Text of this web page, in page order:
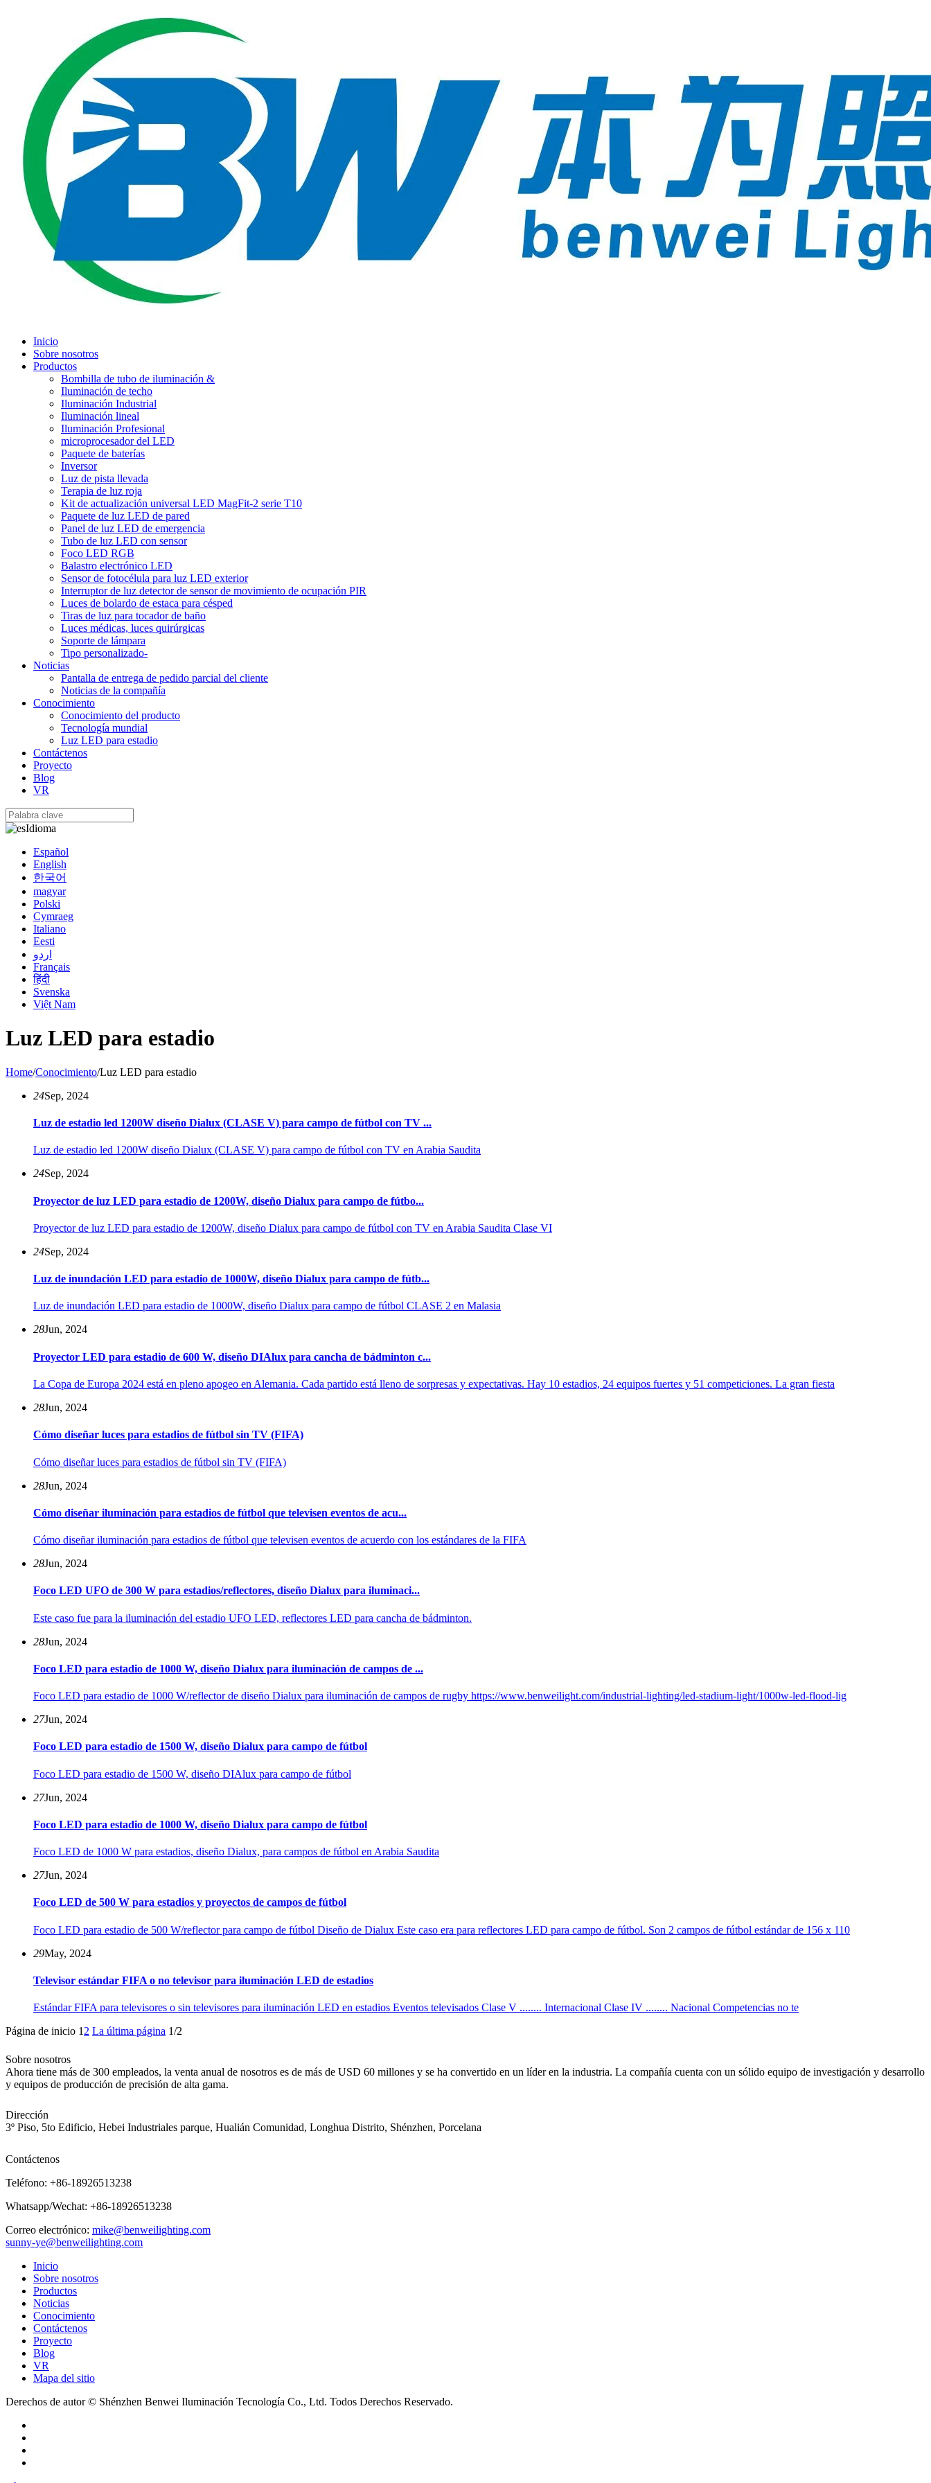
Inicio
Sobre nosotros
Productos
Bombilla de tubo de iluminación &
Iluminación de techo
Iluminación Industrial
Iluminación lineal
Iluminación Profesional
microprocesador del LED
Paquete de baterías
Inversor
Luz de pista llevada
Terapia de luz roja
Kit de actualización universal LED MagFit-2 serie T10
Paquete de luz LED de pared
Panel de luz LED de emergencia
Tubo de luz LED con sensor
Foco LED RGB
Balastro electrónico LED
Sensor de fotocélula para luz LED exterior
Interruptor de luz detector de sensor de movimiento de ocupación PIR
Luces de bolardo de estaca para césped
Tiras de luz para tocador de baño
Luces médicas, luces quirúrgicas
Soporte de lámpara
Tipo personalizado-
Noticias
Pantalla de entrega de pedido parcial del cliente
Noticias de la compañía
Conocimiento
Conocimiento del producto
Tecnología mundial
Luz LED para estadio
Contáctenos
Proyecto
Blog
VR
Idioma
Español
English
한국어
magyar
Polski
Cymraeg
Italiano
Eesti
اردو
Français
हिंदी
Svenska
Việt Nam
Luz LED para estadio
Home/Conocimiento/Luz LED para estadio
24Sep, 2024
Luz de estadio led 1200W diseño Dialux (CLASE V) para campo de fútbol con TV ...
Luz de estadio led 1200W diseño Dialux (CLASE V) para campo de fútbol con TV en Arabia Saudita
24Sep, 2024
Proyector de luz LED para estadio de 1200W, diseño Dialux para campo de fútbo...
Proyector de luz LED para estadio de 1200W, diseño Dialux para campo de fútbol con TV en Arabia Saudita Clase VI
24Sep, 2024
Luz de inundación LED para estadio de 1000W, diseño Dialux para campo de fútb...
Luz de inundación LED para estadio de 1000W, diseño Dialux para campo de fútbol CLASE 2 en Malasia
28Jun, 2024
Proyector LED para estadio de 600 W, diseño DIAlux para cancha de bádminton c...
La Copa de Europa 2024 está en pleno apogeo en Alemania. Cada partido está lleno de sorpresas y expectativas. Hay 10 estadios, 24 equipos fuertes y 51 competiciones. La gran fiesta
28Jun, 2024
Cómo diseñar luces para estadios de fútbol sin TV (FIFA)
Cómo diseñar luces para estadios de fútbol sin TV (FIFA)
28Jun, 2024
Cómo diseñar iluminación para estadios de fútbol que televisen eventos de acu...
Cómo diseñar iluminación para estadios de fútbol que televisen eventos de acuerdo con los estándares de la FIFA
28Jun, 2024
Foco LED UFO de 300 W para estadios/reflectores, diseño Dialux para iluminaci...
Este caso fue para la iluminación del estadio UFO LED, reflectores LED para cancha de bádminton.
28Jun, 2024
Foco LED para estadio de 1000 W, diseño Dialux para iluminación de campos de ...
Foco LED para estadio de 1000 W/reflector de diseño Dialux para iluminación de campos de rugby https://www.benweilight.com/industrial-lighting/led-stadium-light/1000w-led-flood-lig
27Jun, 2024
Foco LED para estadio de 1500 W, diseño Dialux para campo de fútbol
Foco LED para estadio de 1500 W, diseño DIAlux para campo de fútbol
27Jun, 2024
Foco LED para estadio de 1000 W, diseño Dialux para campo de fútbol
Foco LED de 1000 W para estadios, diseño Dialux, para campos de fútbol en Arabia Saudita
27Jun, 2024
Foco LED de 500 W para estadios y proyectos de campos de fútbol
Foco LED para estadio de 500 W/reflector para campo de fútbol Diseño de Dialux Este caso era para reflectores LED para campo de fútbol. Son 2 campos de fútbol estándar de 156 x 110
29May, 2024
Televisor estándar FIFA o no televisor para iluminación LED de estadios
Estándar FIFA para televisores o sin televisores para iluminación LED en estadios Eventos televisados ​​Clase V ........ Internacional Clase IV ........ Nacional Competencias no te
Página de inicio 1 2 La última página 1/2
Sobre nosotros
Ahora tiene más de 300 empleados, la venta anual de nosotros es de más de USD 60 millones y se ha convertido en un líder en la industria. La compañía cuenta con un sólido equipo de investigación y desarrollo
y equipos de producción de precisión de alta gama.
Dirección
3º Piso, 5to Edificio, Hebei Industriales parque, Hualián Comunidad, Longhua Distrito, Shénzhen, Porcelana
Contáctenos
Teléfono: +86-18926513238
Whatsapp/Wechat: +86-18926513238
Correo electrónico: mike@benweilighting.com
sunny-ye@benweilighting.com
Inicio
Sobre nosotros
Productos
Noticias
Conocimiento
Contáctenos
Proyecto
Blog
VR
Mapa del sitio
Derechos de autor © Shénzhen Benwei Iluminación Tecnología Co., Ltd. Todos Derechos Reservado.